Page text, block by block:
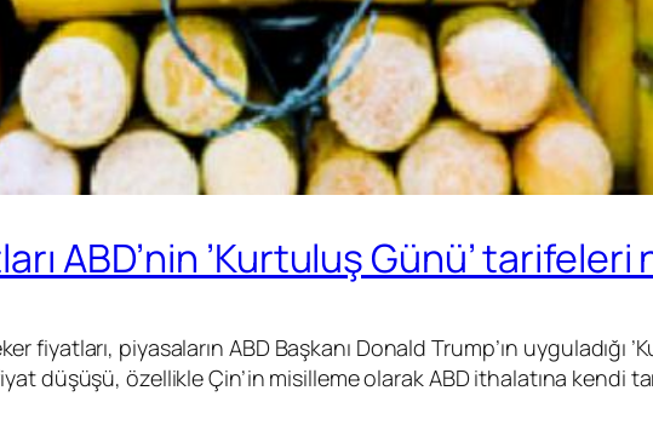
ABD’nin ’Kurtuluş Günü’
piyasaların ABD Başkanı Donald Trump’ın uyguladığı
düşüşü, özellikle Çin’in misilleme olarak ABD ithalatına kendi